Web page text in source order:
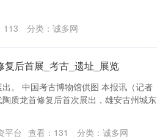
113 分类： 诚多网
复后首展_考古_遗址_展览
。 中国考古博物馆供图 本报讯（记者
质龙首修复后首次展出，雄安古州城东
平台 查看： 131 分类： 诚多网